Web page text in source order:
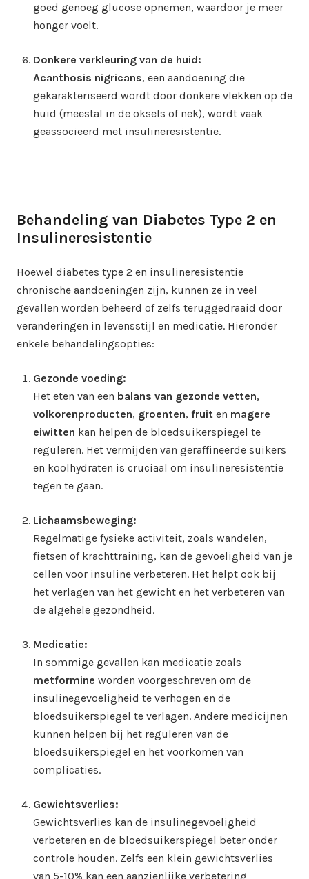
goed genoeg glucose opnemen, waardoor je meer
honger voelt.
Donkere verkleuring van de huid:
Acanthosis nigricans, een aandoening die
gekarakteriseerd wordt door donkere vlekken op de
huid (meestal in de oksels of nek), wordt vaak
geassocieerd met insulineresistentie.
Behandeling van Diabetes Type 2 en
Insulineresistentie
Hoewel diabetes type 2 en insulineresistentie
chronische aandoeningen zijn, kunnen ze in veel
gevallen worden beheerd of zelfs teruggedraaid door
veranderingen in levensstijl en medicatie. Hieronder
enkele behandelingsopties:
Gezonde voeding:
Het eten van een balans van gezonde vetten,
volkorenproducten, groenten, fruit en magere
eiwitten kan helpen de bloedsuikerspiegel te
reguleren. Het vermijden van geraffineerde suikers
en koolhydraten is cruciaal om insulineresistentie
tegen te gaan.
Lichaamsbeweging:
Regelmatige fysieke activiteit, zoals wandelen,
fietsen of krachttraining, kan de gevoeligheid van je
cellen voor insuline verbeteren. Het helpt ook bij
het verlagen van het gewicht en het verbeteren van
de algehele gezondheid.
Medicatie:
In sommige gevallen kan medicatie zoals
metformine worden voorgeschreven om de
insulinegevoeligheid te verhogen en de
bloedsuikerspiegel te verlagen. Andere medicijnen
kunnen helpen bij het reguleren van de
bloedsuikerspiegel en het voorkomen van
complicaties.
Gewichtsverlies:
Gewichtsverlies kan de insulinegevoeligheid
verbeteren en de bloedsuikerspiegel beter onder
controle houden. Zelfs een klein gewichtsverlies
van 5-10% kan een aanzienlijke verbetering